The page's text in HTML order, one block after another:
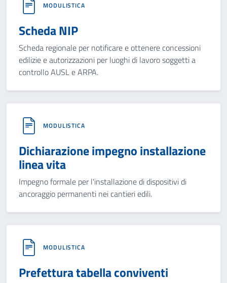
MODULISTICA
Scheda NIP
Scheda regionale per notificare e ottenere concessioni
edilizie e autorizzazioni per luoghi di lavoro soggetti a
controllo AUSL e ARPA.
MODULISTICA
Dichiarazione impegno installazione
linea vita
Impegno formale per l'installazione di dispositivi di
ancoraggio permanenti nei cantieri edili.
MODULISTICA
Prefettura tabella conviventi